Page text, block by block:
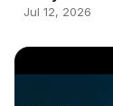
Kurulumu
Jul 12, 2026